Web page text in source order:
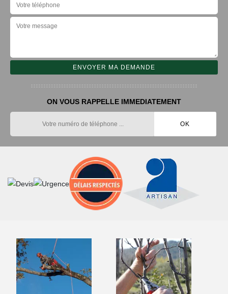
ON VOUS RAPPELLE IMMEDIATEMENT